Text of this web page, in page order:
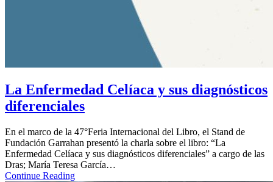
La Enfermedad Celíaca y sus diagnósticos
diferenciales
En el marco de la 47°Feria Internacional del Libro, el Stand de
Fundación Garrahan presentó la charla sobre el libro: “La
Enfermedad Celíaca y sus diagnósticos diferenciales” a cargo de las
Dras; María Teresa García…
Continue Reading